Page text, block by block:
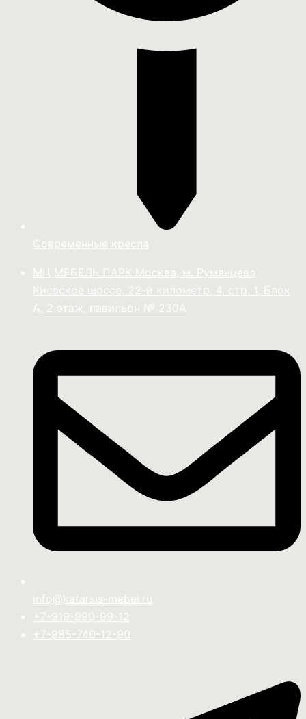
Современные кресла
МЦ МЕБЕЛЬ ПАРК Москва, м. Румянцево
Киевское шоссе, 22-й километр, 4, стр. 1, Блок
А, 2 этаж, павильон № 230А
info@katarsis-mebel.ru
+7-919-990-99-12
+7-985-740-12-90